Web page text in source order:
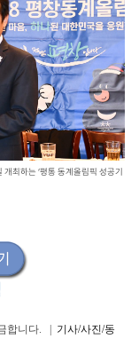
최하는 ‘평통 동계올림픽 성공기
합니다. | 기사/사진/동